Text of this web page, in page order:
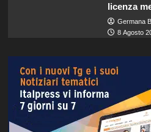
licenza
Germana
8 Agosto